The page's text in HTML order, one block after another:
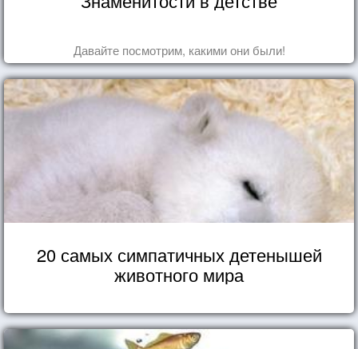
Давайте посмотрим, какими они были!
20 самых симпатичных детенышей
животного мира